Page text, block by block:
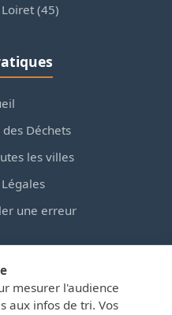
(45)
Déchets
les villes
une erreur
— Site
aux collectivités.
mesurer l'audience
aux infos de tri. Vos